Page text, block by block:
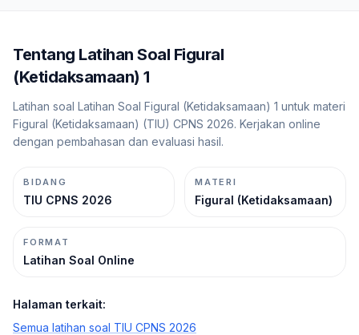
Tentang Latihan Soal Figural
(Ketidaksamaan) 1
Latihan soal Latihan Soal Figural (Ketidaksamaan) 1 untuk materi
Figural (Ketidaksamaan) (TIU) CPNS 2026. Kerjakan online
dengan pembahasan dan evaluasi hasil.
BIDANG
TIU CPNS 2026
MATERI
Figural (Ketidaksamaan)
FORMAT
Latihan Soal Online
Halaman terkait:
Semua latihan soal TIU CPNS 2026